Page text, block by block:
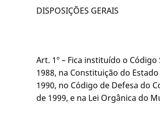
DISPOSIÇÕES GERAIS
Art. 1º – Fica instituído o
1988, na Constituição do
1990, no Código de Defesa do
de 1999, e na Lei Orgânica do